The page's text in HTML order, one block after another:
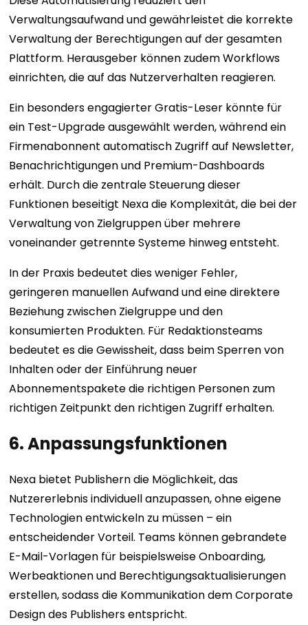
Verwaltungsaufwand und gewährleistet die korrekte
Verwaltung der Berechtigungen auf der gesamten
Plattform. Herausgeber können zudem Workflows
einrichten, die auf das Nutzerverhalten reagieren.
Ein besonders engagierter Gratis-Leser könnte für
ein Test-Upgrade ausgewählt werden, während ein
Firmenabonnent automatisch Zugriff auf Newsletter,
Benachrichtigungen und Premium-Dashboards
erhält. Durch die zentrale Steuerung dieser
Funktionen beseitigt Nexa die Komplexität, die bei der
Verwaltung von Zielgruppen über mehrere
voneinander getrennte Systeme hinweg entsteht.
In der Praxis bedeutet dies weniger Fehler,
geringeren manuellen Aufwand und eine direktere
Beziehung zwischen Zielgruppe und den
konsumierten Produkten. Für Redaktionsteams
bedeutet es die Gewissheit, dass beim Sperren von
Inhalten oder der Einführung neuer
Abonnementspakete die richtigen Personen zum
richtigen Zeitpunkt den richtigen Zugriff erhalten.
6. Anpassungsfunktionen
Nexa bietet Publishern die Möglichkeit, das
Nutzererlebnis individuell anzupassen, ohne eigene
Technologien entwickeln zu müssen – ein
entscheidender Vorteil. Teams können gebrandete
E-Mail-Vorlagen für beispielsweise Onboarding,
Werbeaktionen und Berechtigungsaktualisierungen
erstellen, sodass die Kommunikation dem Corporate
Design des Publishers entspricht.